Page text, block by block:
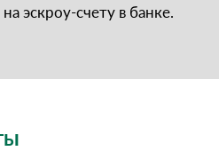
эскроу-счету в банке.